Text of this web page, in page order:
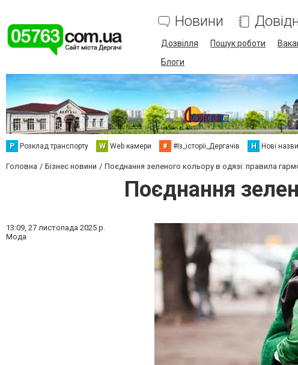
Новини
Дозвілля Пошук роботи
Блоги
Р Розклад транспорту W Web камери # #Із_історіі_Дергачів Н Нові
Головна Бізнес новини Поєднання зеленого кольору в одязі: правила
Поєднання
13:09, 27 листопада 2025 р.
Мода